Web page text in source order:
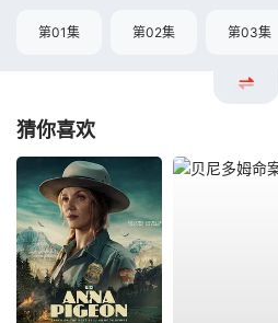
第01集 第02集 第03集
猜你喜欢